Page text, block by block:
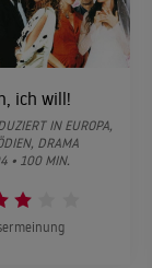
ich will!
IN EUROPA,
DRAMA
• 100 MIN.